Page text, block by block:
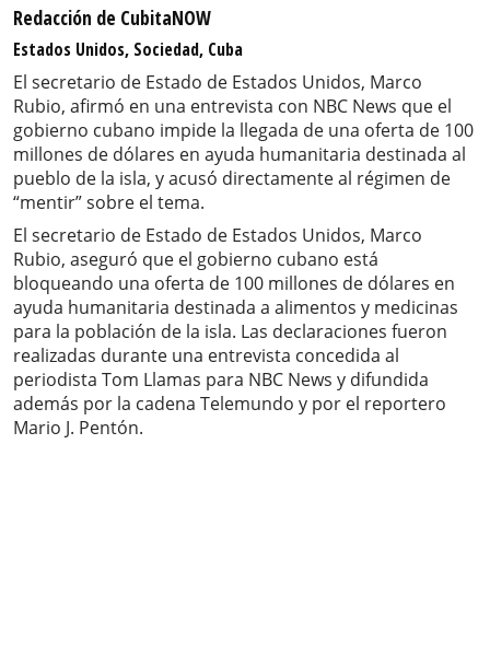
Redacción de CubitaNOW
Estados Unidos, Sociedad, Cuba
El secretario de Estado de Estados Unidos, Marco
Rubio, afirmó en una entrevista con NBC News que el
gobierno cubano impide la llegada de una oferta de 100
millones de dólares en ayuda humanitaria destinada al
pueblo de la isla, y acusó directamente al régimen de
“mentir” sobre el tema.
El secretario de Estado de Estados Unidos, Marco
Rubio, aseguró que el gobierno cubano está
bloqueando una oferta de 100 millones de dólares en
ayuda humanitaria destinada a alimentos y medicinas
para la población de la isla. Las declaraciones fueron
realizadas durante una entrevista concedida al
periodista Tom Llamas para NBC News y difundida
además por la cadena Telemundo y por el reportero
Mario J. Pentón.